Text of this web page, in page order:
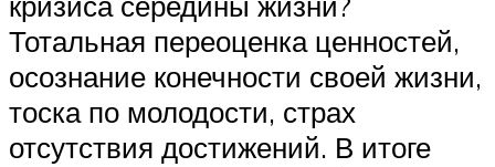
Тотальная переоценка ценностей,
осознание конечности своей жизни,
тоска по молодости, страх
отсутствия достижений. В итоге